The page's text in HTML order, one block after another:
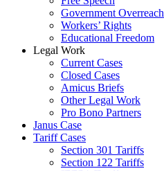
Government Overreach
Workers’ Rights
Educational Freedom
Legal Work
Current Cases
Closed Cases
Amicus Briefs
Other Legal Work
Pro Bono Partners
Janus Case
Tariff Cases
Section 301 Tariffs
Section 122 Tariffs